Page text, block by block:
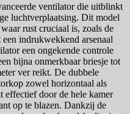
ventilator die uitblinkt
luchtverplaatsing. Dit model
rust cruciaal is, zoals de
indrukwekkend arsenaal
een ongekende controle
bijna onmerkbaar briesje tot
ver reikt. De dubbele
zowel horizontaal als
effectief door de hele kamer
op te blazen. Dankzij de